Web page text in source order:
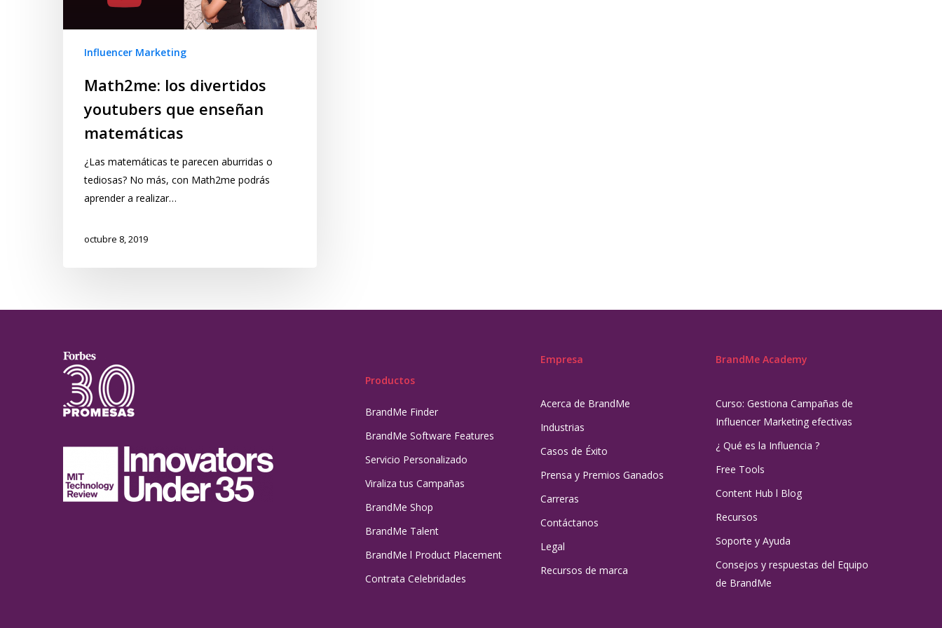
Influencer Marketing
Math2me: los divertidos
youtubers que enseñan
matemáticas
¿Las matemáticas te parecen aburridas o
tediosas? No más, con Math2me podrás
aprender a realizar…
octubre 8, 2019
Productos
BrandMe Finder
BrandMe Software Features
Servicio Personalizado
Viraliza tus Campañas
BrandMe Shop
BrandMe Talent
BrandMe l Product Placement
Contrata Celebridades
Empresa
Acerca de BrandMe
Industrias
Casos de Éxito
Prensa y Premios Ganados
Carreras
Contáctanos
Legal
Recursos de marca
BrandMe Academy
Curso: Gestiona Campañas de
Influencer Marketing efectivas
¿ Qué es la Influencia ?
Free Tools
Content Hub l Blog
Recursos
Soporte y Ayuda
Consejos y respuestas del Equipo
de BrandMe